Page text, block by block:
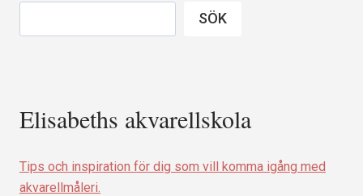
SÖK
Elisabeths akvarellskola
Tips och inspiration för dig som vill komma igång med
akvarellmåleri.